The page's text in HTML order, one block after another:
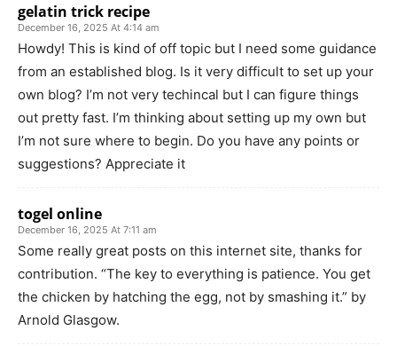
gelatin trick recipe
December 16, 2025 At 4:14 am
Howdy! This is kind of off topic but I need some guidance
from an established blog. Is it very difficult to set up your
own blog? I’m not very techincal but I can figure things
out pretty fast. I’m thinking about setting up my own but
I’m not sure where to begin. Do you have any points or
suggestions? Appreciate it
togel online
December 16, 2025 At 7:11 am
Some really great posts on this internet site, thanks for
contribution. “The key to everything is patience. You get
the chicken by hatching the egg, not by smashing it.” by
Arnold Glasgow.